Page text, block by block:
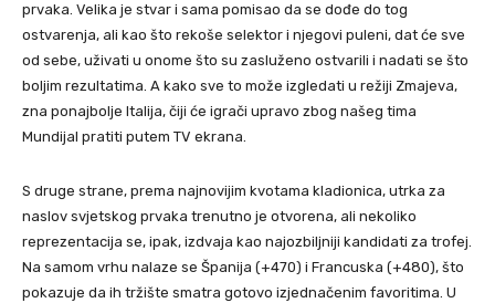
prvaka. Velika je stvar i sama pomisao da se dođe do tog
ostvarenja, ali kao što rekoše selektor i njegovi puleni, dat će sve
od sebe, uživati u onome što su zasluženo ostvarili i nadati se što
boljim rezultatima. A kako sve to može izgledati u režiji Zmajeva,
zna ponajbolje Italija, čiji će igrači upravo zbog našeg tima
Mundijal pratiti putem TV ekrana.
S druge strane, prema najnovijim kvotama kladionica, utrka za
naslov svjetskog prvaka trenutno je otvorena, ali nekoliko
reprezentacija se, ipak, izdvaja kao najozbiljniji kandidati za trofej.
Na samom vrhu nalaze se Španija (+470) i Francuska (+480), što
pokazuje da ih tržište smatra gotovo izjednačenim favoritima. U